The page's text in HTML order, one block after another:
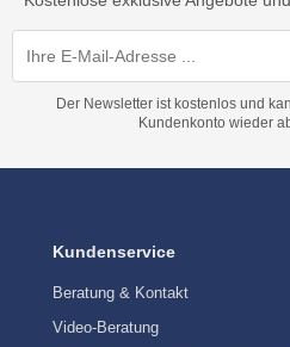
Der Newsletter ist kostenlos und
Kundenkonto wieder
Kundenservice
Beratung & Kontakt
Video-Beratung